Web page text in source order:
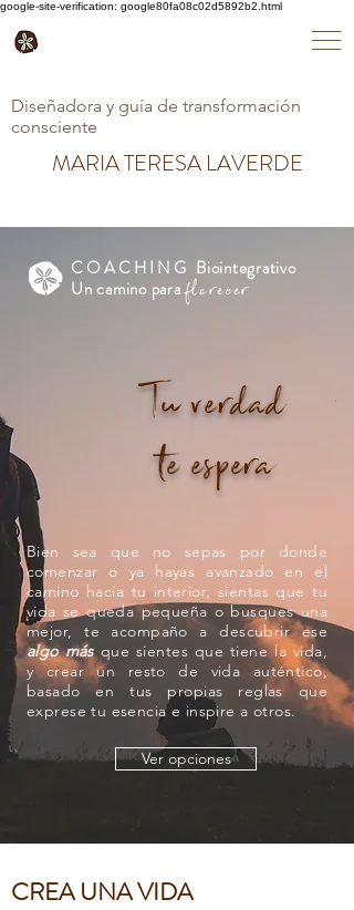
google-site-verification: google80fa08c02d5892b2.html
Diseñadora y guía de transformación
consciente
MARIA TERESA LAVERDE
COACHING Biointegrativo
Un camino paraflorecer
Tuverdad
te espera
Bien sea que no sepas por donde
comenzar o ya hayas avanzado en el
camino hacia tu interior, sientas que tu
vida se queda pequeña o busques una
mejor, te acompaño a descubrir ese
algo másque sientes que tiene la vida,
ycrear un resto de vida auténtico,
basado en tus propias reglas que
exprese tu esencia e inspire a otros.
Ver opciones
CREA UNA VIDA